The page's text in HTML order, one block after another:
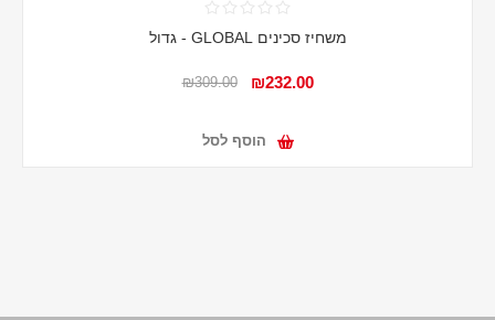
משחיז סכינים GLOBAL - גדול
₪232.00
₪309.00
הוסף לסל